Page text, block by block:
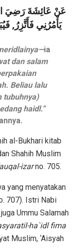
عَنْ عَائِشَةَ رَضِيَ
يَأْمُرُنِي فَأَتَّزِرُ,
ia
dan salam
Beliau lalu
tubuhnya)
haidl.”
al-Bukhari kitab
Shahih Muslim
izarno. 705.
yang menyatakan
707). Istri Nabi
Ummu Salamah
ha`idl fima
Muslim, ‘Aisyah